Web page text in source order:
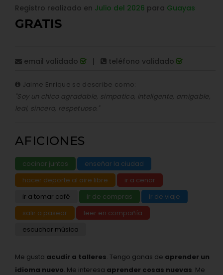
Registro realizado en Julio del 2026 para Guayas
GRATIS
email validado | teléfono validado
Jaime Enrique se describe como:
"Soy un chico agradable, simpatico, inteligente, amigable,
leal, sincero, respetuoso."
AFICIONES
cocinar juntos
enseñar la ciudad
hacer deporte al aire libre
ir a cenar
ir a tomar café
ir de compras
ir de viaje
salir a pasear
leer en compañía
escuchar música
Me gusta acudir a talleres. Tengo ganas de aprender un
idioma nuevo. Me interesa aprender cosas nuevas. Me